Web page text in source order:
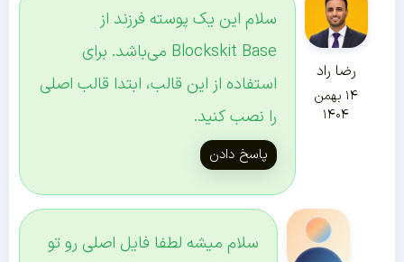
رضا راد
۱۴ بهمن
۱۴۰۴
سلام این یک پوسته فرزند از
Blockskit Base می‌باشد. برای
استفاده از این قالب، ابتدا قالب اصلی
را نصب کنید.
پاسخ دادن
سلام میشه لطفا فایل اصلی رو تو